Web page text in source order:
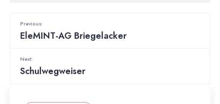
Previous:
EleMINT-AG Briegelacker
Next:
Schulwegweiser